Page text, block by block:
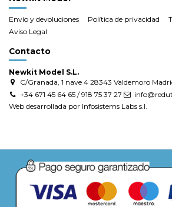
Envío y devoluciones Política de privacidad
Aviso Legal
Contacto
Newkit Model S.L.
C/Granada, 1 nave 4 28343 Valdemoro
+34 671 45 64 65 / 918 75 37 27
Web desarrollada por Infosistems Labs s.l.